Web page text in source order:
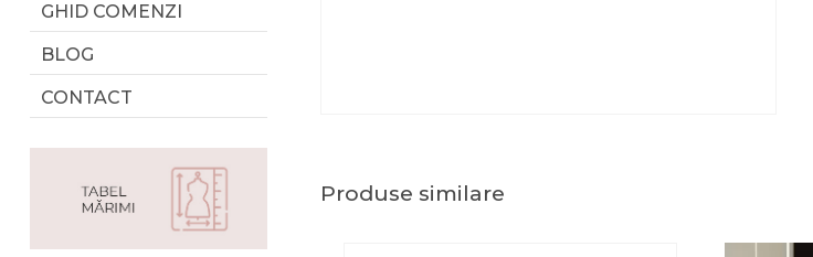
GHID COMENZI
BLOG
CONTACT
Produse similare